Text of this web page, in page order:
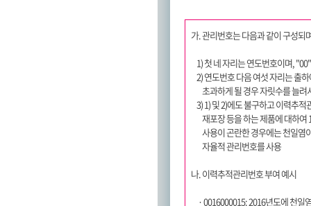
가. 관리번호는 다음과 같이 구성되
1) 첫 네 자리는 연도번호이며,
2) 연도번호 다음 여섯 자리는 출
초과하게 될 경우 자릿수를 늘려
3) 1) 및 2)에도 불구하고 이력추
재포장 등을 하는 제품에 대하여
사용이 곤란한 경우에는 천일염
자율적 관리번호를 사용
나. 이력추적관리번호 부여 예시
· 0016000015: 2016년도에 천일